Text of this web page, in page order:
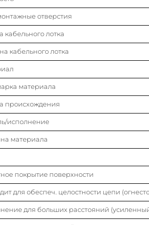
отверстия
кабельного лотка
кабельного лотка
материала
происхождения
исполнение
материала
покрытие поверхности
для обеспеч. целостности цепи
для больших расстояний